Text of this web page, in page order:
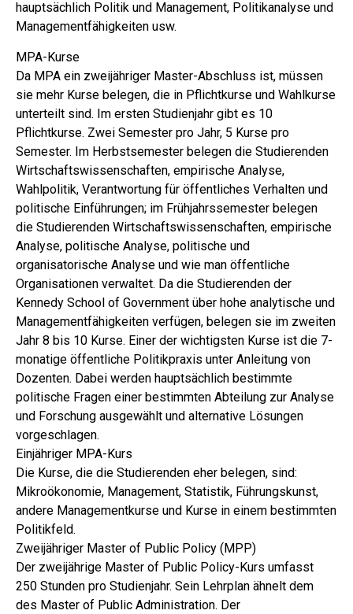
hauptsächlich Politik und Management, Politikanalyse und
Managementfähigkeiten usw.
MPA-Kurse
Da MPA ein zweijähriger Master-Abschluss ist, müssen
sie mehr Kurse belegen, die in Pflichtkurse und Wahlkurse
unterteilt sind. Im ersten Studienjahr gibt es 10
Pflichtkurse. Zwei Semester pro Jahr, 5 Kurse pro
Semester. Im Herbstsemester belegen die Studierenden
Wirtschaftswissenschaften, empirische Analyse,
Wahlpolitik, Verantwortung für öffentliches Verhalten und
politische Einführungen; im Frühjahrssemester belegen
die Studierenden Wirtschaftswissenschaften, empirische
Analyse, politische Analyse, politische und
organisatorische Analyse und wie man öffentliche
Organisationen verwaltet. Da die Studierenden der
Kennedy School of Government über hohe analytische und
Managementfähigkeiten verfügen, belegen sie im zweiten
Jahr 8 bis 10 Kurse. Einer der wichtigsten Kurse ist die 7-
monatige öffentliche Politikpraxis unter Anleitung von
Dozenten. Dabei werden hauptsächlich bestimmte
politische Fragen einer bestimmten Abteilung zur Analyse
und Forschung ausgewählt und alternative Lösungen
vorgeschlagen.
Einjähriger MPA-Kurs
Die Kurse, die die Studierenden eher belegen, sind:
Mikroökonomie, Management, Statistik, Führungskunst,
andere Managementkurse und Kurse in einem bestimmten
Politikfeld.
Zweijähriger Master of Public Policy (MPP)
Der zweijährige Master of Public Policy-Kurs umfasst
250 Stunden pro Studienjahr. Sein Lehrplan ähnelt dem
des Master of Public Administration. Der